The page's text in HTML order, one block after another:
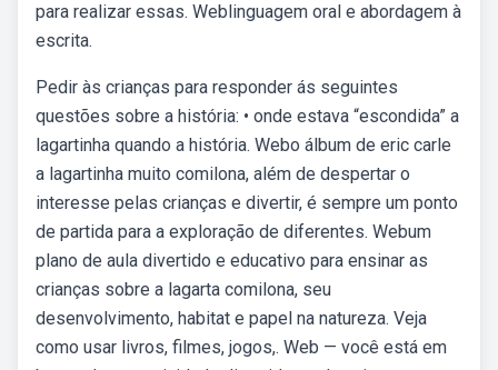
para realizar essas. Weblinguagem oral e abordagem à
escrita.
Pedir às crianças para responder ás seguintes
questões sobre a história: • onde estava “escondida” a
lagartinha quando a história. Webo álbum de eric carle
a lagartinha muito comilona, além de despertar o
interesse pelas crianças e divertir, é sempre um ponto
de partida para a exploração de diferentes. Webum
plano de aula divertido e educativo para ensinar as
crianças sobre a lagarta comilona, seu
desenvolvimento, habitat e papel na natureza. Veja
como usar livros, filmes, jogos,. Web — você está em